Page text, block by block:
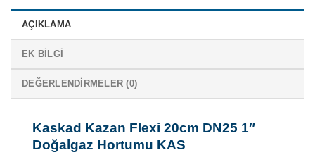
AÇIKLAMA
EK BILGI
DEĞERLENDIRMELER (0)
Kaskad Kazan Flexi 20cm DN25 1″
Doğalgaz Hortumu KAS